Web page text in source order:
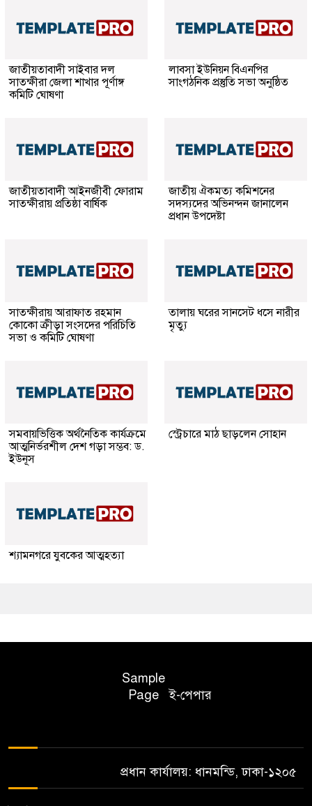
জাতীয়তাবাদী সাইবার দল
সাতক্ষীরা জেলা শাখার পূর্ণাঙ্গ
কমিটি ঘোষণা
লাবসা ইউনিয়ন বিএনপির
সাংগঠনিক প্রস্তুতি সভা অনুষ্ঠিত
জাতীয়তাবাদী আইনজীবী ফোরাম
সাতক্ষীরায় প্রতিষ্ঠা বার্ষিক
জাতীয় ঐকমত্য কমিশনের
সদস্যদের অভিনন্দন জানালেন
প্রধান উপদেষ্টা
সাতক্ষীরায় আরাফাত রহমান
কোকো ক্রীড়া সংসদের পরিচিতি
সভা ও কমিটি ঘোষণা
তালায় ঘরের সানসেট ধসে নারীর
মৃত্যু
সমবায়ভিত্তিক অর্থনৈতিক কার্যক্রমে
আত্মনির্ভরশীল দেশ গড়া সম্ভব: ড.
ইউনূস
স্ট্রেচারে মাঠ ছাড়লেন সোহান
শ্যামনগরে যুবকের আত্মহত্যা
Sample
Page
ই-পেপার
প্রধান কার্যালয়: ধানমন্ডি, ঢাকা-১২০৫